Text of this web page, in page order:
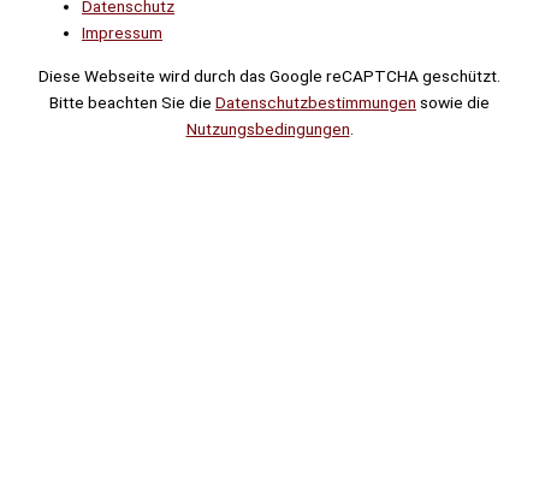
Datenschutz
Impressum
Diese Webseite wird durch das Google reCAPTCHA geschützt.
Bitte beachten Sie die Datenschutzbestimmungen sowie die
Nutzungsbedingungen